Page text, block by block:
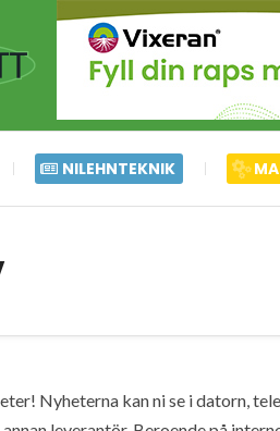
NILEHNTEKNIK
Nyheterna kan ni se i datorn,